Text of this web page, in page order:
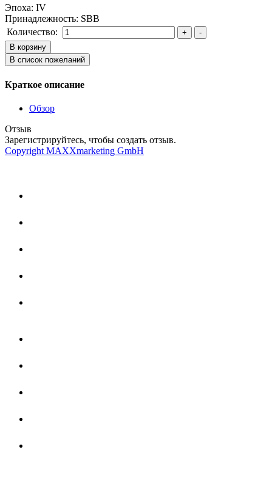
Эпоха: IV
Принадлежность: SBB
Количество:
Краткое описание
Обзор
Отзыв
Зарегистрируйтесь, чтобы создать отзыв.
Copyright MAXXmarketing GmbH